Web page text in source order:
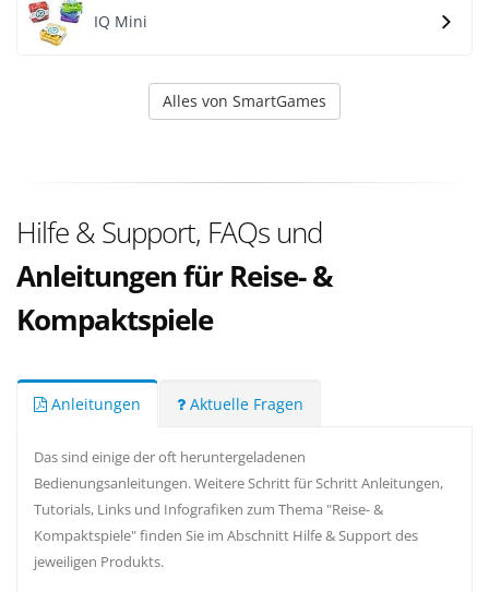
IQ Mini
Alles von SmartGames
Hilfe & Support, FAQs und
Anleitungen für Reise- &
Kompaktspiele
Anleitungen Aktuelle Fragen
Das sind einige der oft heruntergeladenen
Bedienungsanleitungen. Weitere Schritt für Schritt Anleitungen,
Tutorials, Links und Infografiken zum Thema "Reise- &
Kompaktspiele" finden Sie im Abschnitt Hilfe & Support des
jeweiligen Produkts.